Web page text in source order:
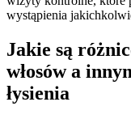
wystąpienia
Jakie są
włosów a
łysienia